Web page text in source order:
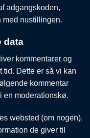
adgangskoden,
med nustillingen.
data
kommentarer og
tid. Dette er så vi kan
kommentar
en moderationskø.
websted (om nogen),
de giver til